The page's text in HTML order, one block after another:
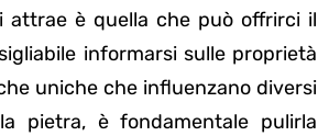
attrae è quella che può offrirci il
informarsi sulle proprietà
uniche che influenzano diversi
pietra, è fondamentale pulirla